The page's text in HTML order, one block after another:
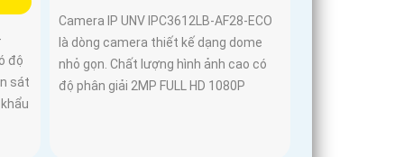
độ
sát
Camera IP UNV IPC3612LB-AF28-ECO
là dòng camera thiết kế dạng dome
nhỏ gọn. Chất lượng hình ảnh cao có
độ phân giải 2MP FULL HD 1080P